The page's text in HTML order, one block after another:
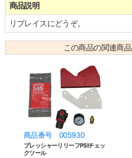
商品説明
リプレイスにどうぞ。
この商品の関連商品
商品番号 005930
プレッシャーリリーフPSIチェッ
クツール